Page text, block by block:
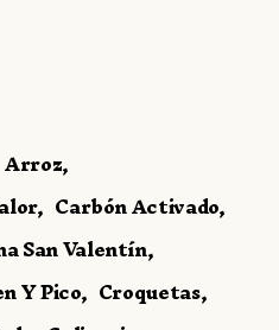
Arroz
Carbón Activado
San Valentín
Y Pico Croquetas